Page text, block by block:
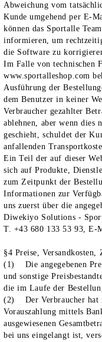
Abweichung vom
Kunde umgehend per E-
können das Sportalle
informieren, um
die Software zu
Im Falle von technischen
www.sportalleshop.com
Ausführung der
dem Benutzer in keiner
Verbraucher gezahlter
ablehnen, aber wenn dies
geschieht, schuldet der
anfallenden
Ein Teil der auf dieser
sich auf Produkte,
zum Zeitpunkt der
Informationen zur
uns zuerst über die
Diwekiyo Solutions -
T. +43 680 133 53 93,
§4 Preise,
(1) Die angegebenen
und sonstige
die im Laufe der
(2) Der Verbraucher hat
Vorauszahlung mittels
ausgewiesenen
bei uns eingelangt ist,